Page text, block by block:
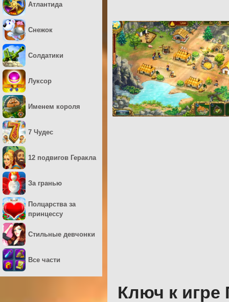
Ключ к
Атлантида
Снежок
Солдатики
Луксор
Именем короля
7 Чудес
12 подвигов Геракла
За гранью
Полцарства за
принцессу
Стильные девчонки
Все части